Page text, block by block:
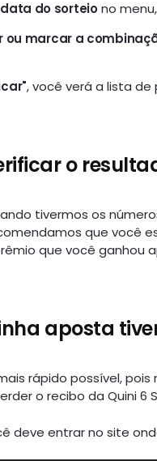
do sorteiono
ou marcar a
, você verá a lista
o
tivermos os
que você
que você ganhou
aposta
rápido possível,
o recibo da Quini 6
deve entrar no site